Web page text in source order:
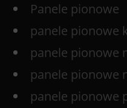
Panele pionowe
panele pionowe
panele pionowe
panele pionowe
panele pionowe